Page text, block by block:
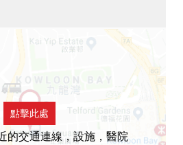
點擊此處
的交通連線，設施，醫院